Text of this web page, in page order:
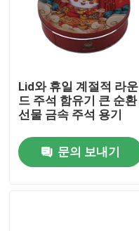
집
Lid와 휴일 계절적 라운
드 주석 함유기 큰 순환
선물 금속 주석 용기
문의 보내기